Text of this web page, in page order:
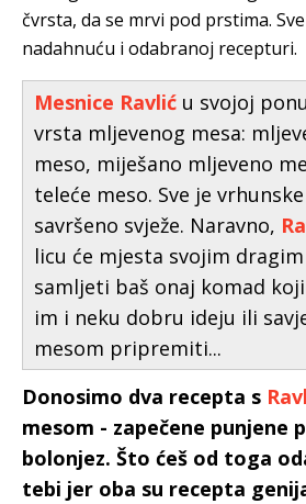
čvrsta, da se mrvi pod prstima.
nadahnuću i odabranoj recepturi.
Mesnice Ravlić u svojoj
vrsta mljevenog mesa:
meso, miješano mljeveno
teleće meso. Sve je
savršeno svježe. Naravno,
licu će mjesta svojim
samljeti baš onaj komad
im i neku dobru ideju ili
mesom pripremiti...
Donosimo dva recepta s
mesom - zapečene punjene
bolonjez. Što ćeš od toga
tebi jer oba su recepta